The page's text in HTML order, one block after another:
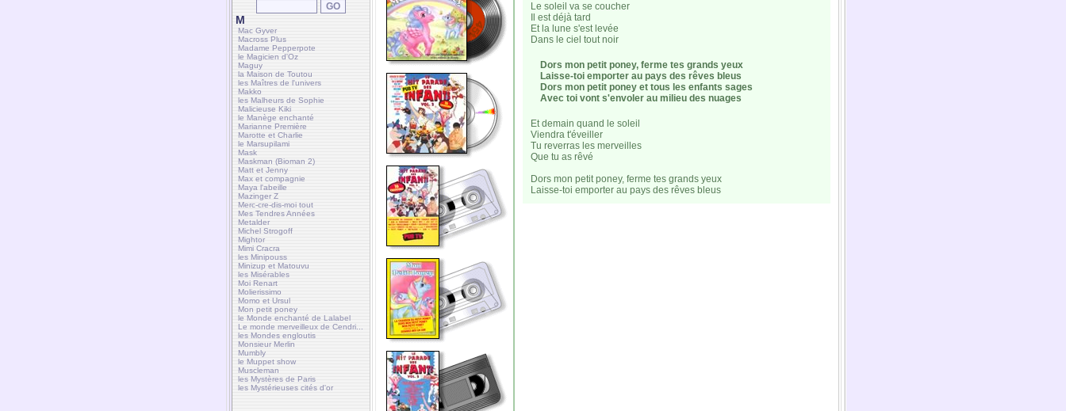
M
Mac Gyver
Macross Plus
Madame Pepperpote
le Magicien d'Oz
Maguy
la Maison de Toutou
les Maîtres de l'univers
Makko
les Malheurs de Sophie
Malicieuse Kiki
le Manège enchanté
Marianne Première
Marotte et Charlie
le Marsupilami
Mask
Maskman (Bioman 2)
Matt et Jenny
Max et compagnie
Maya l'abeille
Mazinger Z
Merc-cre-dis-moi tout
Mes Tendres Années
Metalder
Michel Strogoff
Mightor
Mimi Cracra
les Minipouss
Minizup et Matouvu
les Misérables
Moi Renart
Molierissimo
Momo et Ursul
Mon petit poney
le Monde enchanté de Lalabel
Le monde merveilleux de Cendri...
les Mondes engloutis
Monsieur Merlin
Mumbly
le Muppet show
Muscleman
les Mystères de Paris
les Mystérieuses cités d'or
Le soleil va se coucher
Il est déjà tard
Et la lune s'est levée
Dans le ciel tout noir
Dors mon petit poney, ferme tes grands yeux
Laisse-toi emporter au pays des rêves bleus
Dors mon petit poney et tous les enfants sages
Avec toi vont s'envoler au milieu des nuages
Et demain quand le soleil
Viendra t'éveiller
Tu reverras les merveilles
Que tu as rêvé
Dors mon petit poney, ferme tes grands yeux
Laisse-toi emporter au pays des rêves bleus